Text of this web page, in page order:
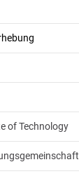
of Technology